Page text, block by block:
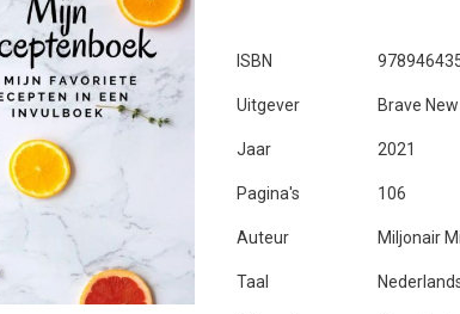
ISBN
Uitgever Brave
Jaar 2021
Pagina's 106
Auteur Miljonair
Taal